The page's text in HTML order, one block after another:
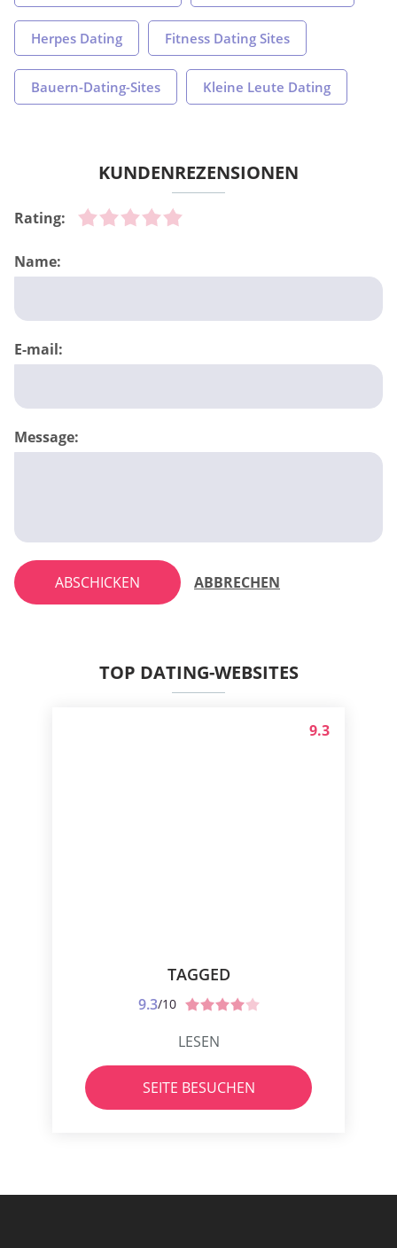
Herpes Dating Fitness Dating Sites
Bauern-Dating-Sites Kleine Leute Dating
KUNDENREZENSIONEN
Rating:
Name:
E-mail:
Message:
ABSCHICKEN ABBRECHEN
TOP DATING-WEBSITES
TAGGED
9.3/10
9.3
LESEN
SEITE BESUCHEN